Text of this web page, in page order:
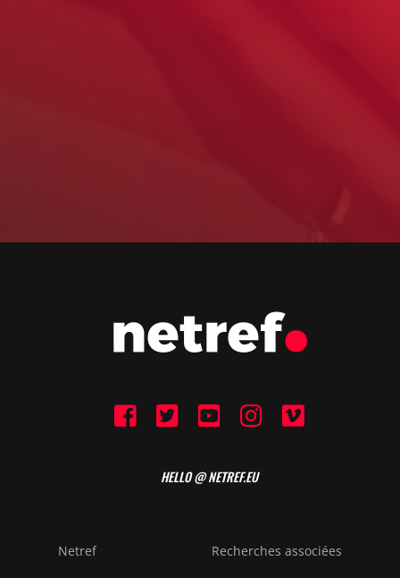
HELLO @ NETREF.EU
Netref Recherches associées